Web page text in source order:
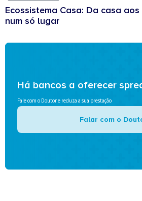
Ecossistema Casa: Da casa
num só lugar
Há bancos a oferecer
Fale com o Doutor e reduza a sua prestação
Falar com o